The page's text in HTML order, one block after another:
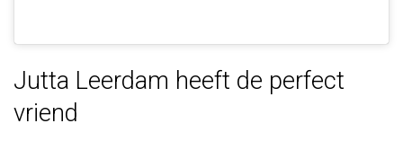
Jutta Leerdam heeft de perfect
vriend